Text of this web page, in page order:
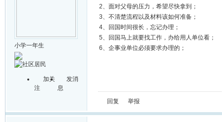
小学一年生
加关
注
发消
息
2、面对父母的压力，希望尽快拿到；
3、不清楚流程以及材料该如何准备；
4、回国时间很长，忘记办理；
5、回国马上就要找工作，办给用人单位看
6、企事业单位必须要求办理的；
回复 举报